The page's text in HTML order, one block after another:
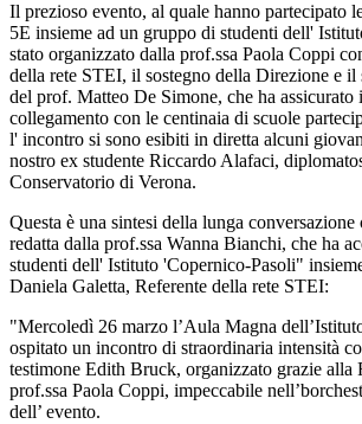
Il prezioso evento, al quale hanno partecipato
5E insieme ad un gruppo di studenti dell'
stato organizzato dalla prof.ssa Paola Coppi
della rete STEI, il sostegno della Direzione e
del prof. Matteo De Simone, che ha assicurato
collegamento con le centinaia di scuole
l' incontro si sono esibiti in diretta alcuni
nostro ex studente Riccardo Alafaci,
Conservatorio di Verona.
Questa è una sintesi della lunga conversazione
redatta dalla prof.ssa Wanna Bianchi, che ha
studenti dell' Istituto 'Copernico-Pasoli"
Daniela Galetta, Referente della rete STEI:
"Mercoledì 26 marzo l’Aula Magna
ospitato un incontro di straordinaria intensità
testimone Edith Bruck, organizzato grazie alla
prof.ssa Paola Coppi, impeccabile
dell’ evento.